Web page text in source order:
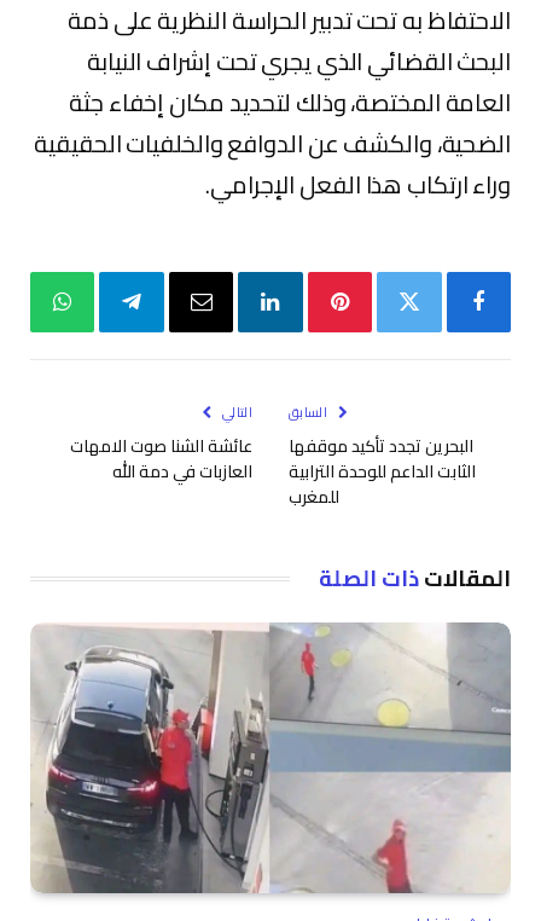
الاحتفاظ به تحت تدبير الحراسة النظرية على ذمة
البحث القضائي الذي يجري تحت إشراف النيابة
العامة المختصة، وذلك لتحديد مكان إخفاء جثة
الضحية، والكشف عن الدوافع والخلفيات الحقيقية
وراء ارتكاب هذا الفعل الإجرامي.
السابق
البحرين تجدد تأكيد موقفها
الثابت الداعم للوحدة الترابية
للمغرب
التالي
عائشة الشنا صوت الامهات
العازبات في دمة الله
المقالاتذات الصلة